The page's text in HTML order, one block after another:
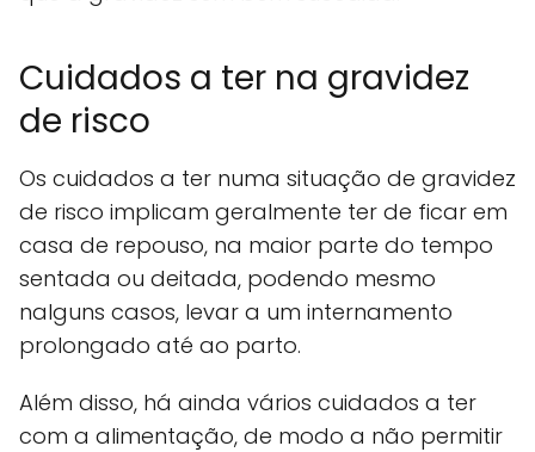
Cuidados a ter na gravidez
de risco
Os cuidados a ter numa situação de gravidez
de risco implicam geralmente ter de ficar em
casa de repouso, na maior parte do tempo
sentada ou deitada, podendo mesmo
nalguns casos, levar a um internamento
prolongado até ao parto.
Além disso, há ainda vários cuidados a ter
com a alimentação, de modo a não permitir